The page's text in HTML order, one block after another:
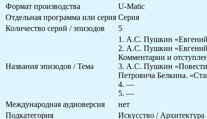
Формат производства
U-Matic
Отдельная программа или серия Серия
Количество серий / эпизодов
5
Названия эпизодов / Тема
1. А.С. Пушкин
2. А.С. Пушкин
Комментарии и
3. А.С. Пушкин
Петровича Белкина.
4. —
5. —
Международная аудиоверсия
нет
Подкатегория
Искусство /